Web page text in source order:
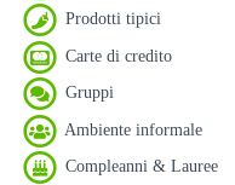
Prodotti tipici
Carte di credito
Gruppi
Ambiente informale
Compleanni & Lauree